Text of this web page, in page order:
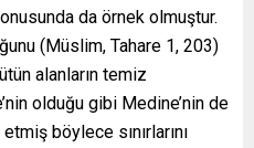
da örnek olmuştur.
(Müslim, Tahare 1, 203)
alanların temiz
olduğu gibi Medine’nin de
böylece sınırlarını